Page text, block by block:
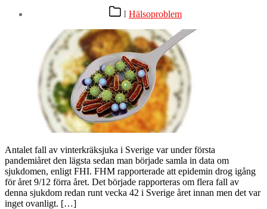
Kategorier
I Hälsoproblem
Antalet fall av vinterkräksjuka i Sverige var under första
pandemiåret den lägsta sedan man började samla in data om
sjukdomen, enligt FHI. FHM rapporterade att epidemin drog igång
för året 9/12 förra året. Det började rapporteras om flera fall av
denna sjukdom redan runt vecka 42 i Sverige året innan men det var
inget ovanligt. […]